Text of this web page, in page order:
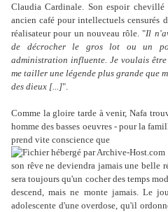
Claudia Cardinale. Son espoir
ancien café pour intellectuels censurés
réalisateur pour un nouveau rôle. "Il
de décrocher le gros lot ou un
administration influente. Je voulais
me tailler une légende plus grande que
des dieux [...]".
Comme la gloire tarde à venir, Nafa
homme des basses oeuvres - pour la
prend vite conscience que
son rêve ne deviendra jamais une belle
sera toujours qu'un cocher des temps
descend, mais ne monte jamais. Le
adolescente d'une overdose, qu'il